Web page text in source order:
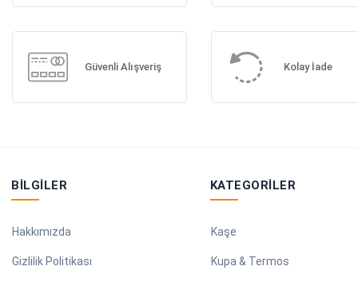
Güvenli Alışveriş Kolay İade
BILGILER
Hakkımızda
Gizlilik Politikası
KATEGORILER
Kaşe
Kupa & Termos